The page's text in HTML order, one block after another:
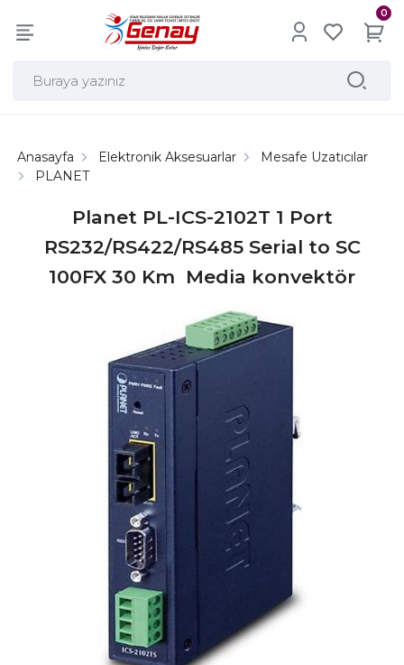
0
Planet PL-ICS-2102T 1 Port
RS232/RS422/RS485 Serial to SC
100FX 30 Km Media konvektör
Anasayfa Elektronik Aksesuarlar
Mesafe Uzatıcılar
PLANET